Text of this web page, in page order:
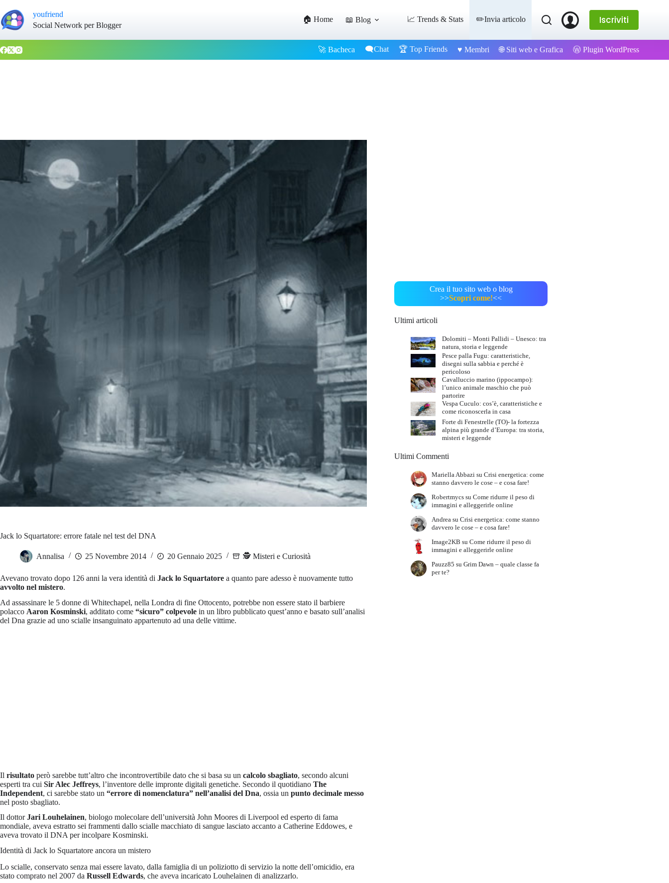
youfriend
Social Network per Blogger
🏠 Home 📖 Blog 📈 Trends & Stats ✏️Invia articolo Iscriviti
🚀 Bacheca 🗨️Chat 🏆 Top Friends ♥️ Membri 🌐 Siti web e Grafica Ⓦ Plugin WordPress
Jack lo Squartatore: errore fatale nel test del DNA
Annalisa 25 Novembre 2014 20 Gennaio 2025 🕵️ Misteri e Curiosità
Avevano trovato dopo 126 anni la vera identità di Jack lo Squartatore a quanto pare adesso è nuovamente tutto
avvolto nel mistero.
Ad assassinare le 5 donne di Whitechapel, nella Londra di fine Ottocento, potrebbe non essere stato il barbiere
polacco Aaron Kosminski, additato come “sicuro” colpevole in un libro pubblicato quest’anno e basato sull’analisi
del Dna grazie ad uno scialle insanguinato appartenuto ad una delle vittime.
Il risultato però sarebbe tutt’altro che incontrovertibile dato che si basa su un calcolo sbagliato, secondo alcuni
esperti tra cui Sir Alec Jeffreys, l’inventore delle impronte digitali genetiche. Secondo il quotidiano The
Independent, ci sarebbe stato un “errore di nomenclatura” nell’analisi del Dna, ossia un punto decimale messo
nel posto sbagliato.
Il dottorJari Louhelainen, biologo molecolare dell’università John Moores di Liverpool ed esperto di fama
mondiale, aveva estratto sei frammenti dallo scialle macchiato di sangue lasciato accanto a Catherine Eddowes, e
aveva trovato il DNA per incolpare Kosminski.
Identità di Jack lo Squartatore ancora un mistero
Lo scialle, conservato senza mai essere lavato, dalla famiglia di un poliziotto di servizio la notte dell’omicidio, era
stato comprato nel 2007 da Russell Edwards, che aveva incaricato Louhelainen di analizzarlo.
Crea il tuo sito web o blog
>>Scopri come!<<
Ultimi articoli
Dolomiti – Monti Pallidi – Unesco: tra
natura, storia e leggende
Pesce palla Fugu: caratteristiche,
disegni sulla sabbia e perché è
pericoloso
Cavalluccio marino (ippocampo):
l’unico animale maschio che può
partorire
Vespa Cuculo: cos’è, caratteristiche e
come riconoscerla in casa
Forte di Fenestrelle (TO)- la fortezza
alpina più grande d’Europa: tra storia,
misteri e leggende
Ultimi Commenti
Mariella Abbazi su Crisi energetica: come
stanno davvero le cose – e cosa fare!
Robertmycssu Come ridurre il peso di
immagini e alleggerirle online
Andrea su Crisi energetica: come stanno
davvero le cose – e cosa fare!
Image2KB su Come ridurre il peso di
immagini e alleggerirle online
Pauzz85 su Grim Dawn – quale classe fa
per te?